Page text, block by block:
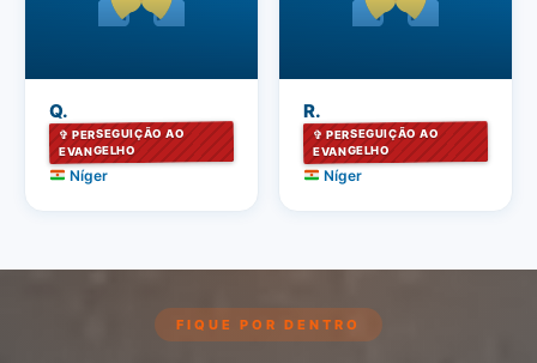
Q.
✞ PERSEGUIÇÃO AO
EVANGELHO
Níger
R.
✞ PERSEGUIÇÃO AO
EVANGELHO
Níger
FIQUE POR DENTRO